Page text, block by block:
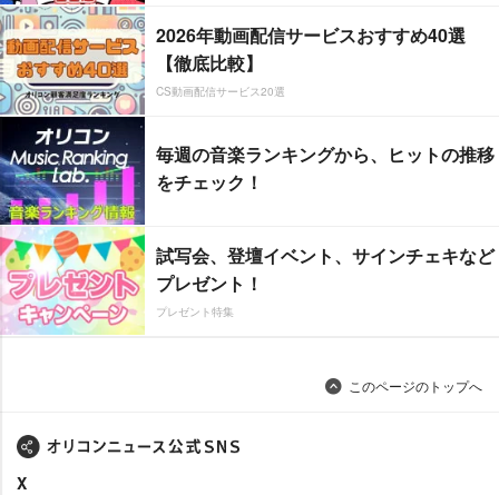
2026年動画配信サービスおすすめ40選
【徹底比較】
CS動画配信サービス20選
毎週の音楽ランキングから、ヒットの推移
をチェック！
試写会、登壇イベント、サインチェキなど
プレゼント！
プレゼント特集
このページのトップへ
X